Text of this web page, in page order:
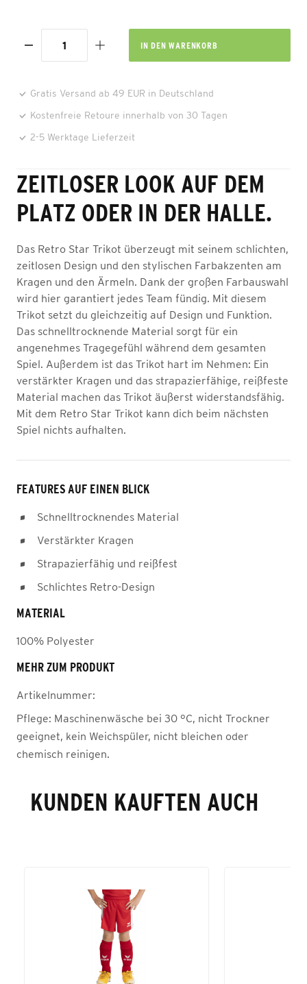
IN DEN WARENKORB
Gratis Versand ab 49 EUR in Deutschland
Kostenfreie Retoure innerhalb von 30 Tagen
2-5 Werktage Lieferzeit
ZEITLOSER LOOK AUF DEM
PLATZ ODER IN DER HALLE.
Das Retro Star Trikot überzeugt mit seinem schlichten,
zeitlosen Design und den stylischen Farbakzenten am
Kragen und den Ärmeln. Dank der großen Farbauswahl
wird hier garantiert jedes Team fündig. Mit diesem
Trikot setzt du gleichzeitig auf Design und Funktion.
Das schnelltrocknende Material sorgt für ein
angenehmes Tragegefühl während dem gesamten
Spiel. Außerdem ist das Trikot hart im Nehmen: Ein
verstärkter Kragen und das strapazierfähige, reißfeste
Material machen das Trikot äußerst widerstandsfähig.
Mit dem Retro Star Trikot kann dich beim nächsten
Spiel nichts aufhalten.
FEATURES AUF EINEN BLICK
Schnelltrocknendes Material
Verstärkter Kragen
Strapazierfähig und reißfest
Schlichtes Retro-Design
MATERIAL
100% Polyester
MEHR ZUM PRODUKT
Artikelnummer:
Pflege: Maschinenwäsche bei 30 °C, nicht Trockner
geeignet, kein Weichspüler, nicht bleichen oder
chemisch reinigen.
KUNDEN KAUFTEN AUCH